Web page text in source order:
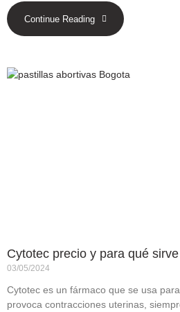
Continue Reading
Cytotec precio y para qué sirve
03/05/2024
Cytotec es un fármaco que se usa
provoca contracciones uterinas,